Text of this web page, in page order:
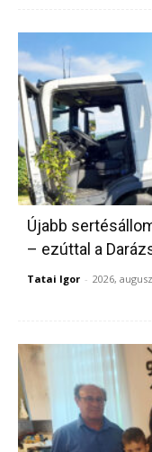
Újabb
– ezúttal a
Tatai Igor - 2026,